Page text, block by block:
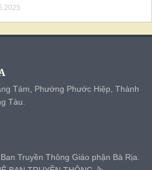
Tám, Phường Phước Hiệp, Thành
Tàu.
Truyền Thông Giáo phận Bà Rịa.